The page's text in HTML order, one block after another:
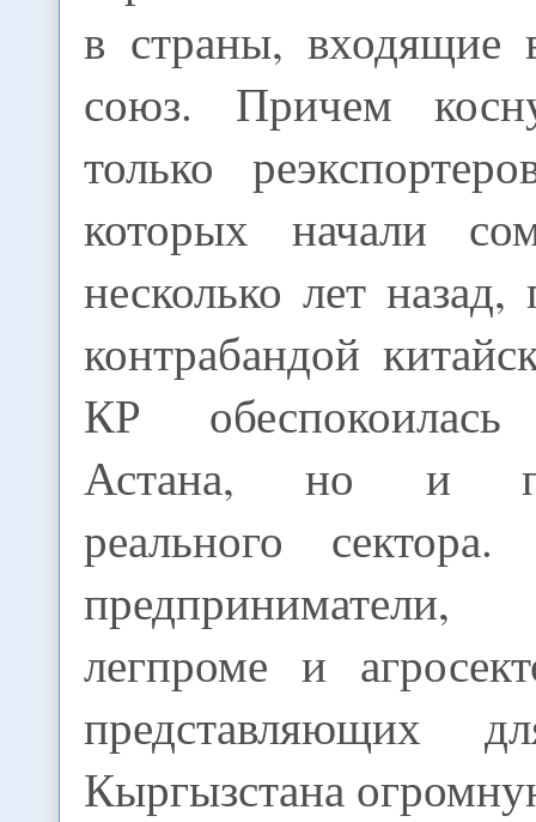
в страны, входящие
союз. Причем
только
которых начали
несколько лет назад,
контрабандой
КР обеспокоилась
Астана, но и
реального
легпроме и
представляющих
Кыргызстана